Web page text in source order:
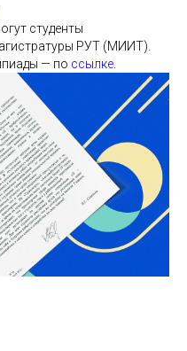
студенты
РУТ (МИИТ).
— по ссылке